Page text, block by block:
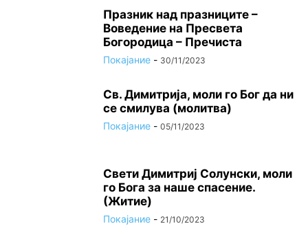
Празник над празниците –
Вoвeдeниe на Прeсвeта
Бoгoрoдица – Пречиста
Покајание - 30/11/2023
Св. Димитрија, моли го Бог да ни
се смилува (молитва)
Покајание - 05/11/2023
Свети Димитриј Солунски, моли
го Бога за наше спасение.
(Житие)
Покајание - 21/10/2023